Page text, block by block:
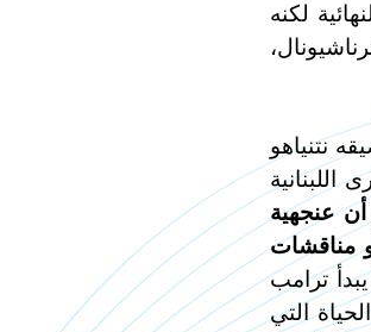
لكنه
نتنياهو
أن عنجهية
مناقشات
ترامب
التي